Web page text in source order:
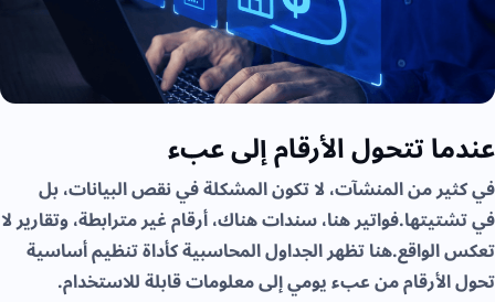
عندما تتحول الأرقام إلى عبء
في كثير من المنشآت، لا تكون المشكلة في نقص البيانات، بل
في تشتيتها.فواتير هنا، سندات هناك، أرقام غير مترابطة، وتقارير لا
تعكس الواقع.هنا تظهر الجداول المحاسبية كأداة تنظيم أساسية
تحول الأرقام من عبء يومي إلى معلومات قابلة للاستخدام.